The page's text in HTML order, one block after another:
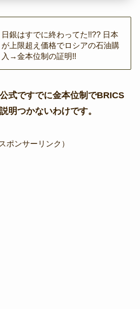
日銀はすでに終わってた!!?? 日本
が上限超え価格でロシアの石油購
入→金本位制の証明!!
式ですでに金本位制でBRICS
明つかないわけです。
スポンサーリンク）